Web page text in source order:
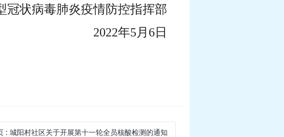
冠状病毒肺炎疫情防控指挥部
2022年5月6日
: 城阳村社区关于开展第十一轮全员核酸检测的通知